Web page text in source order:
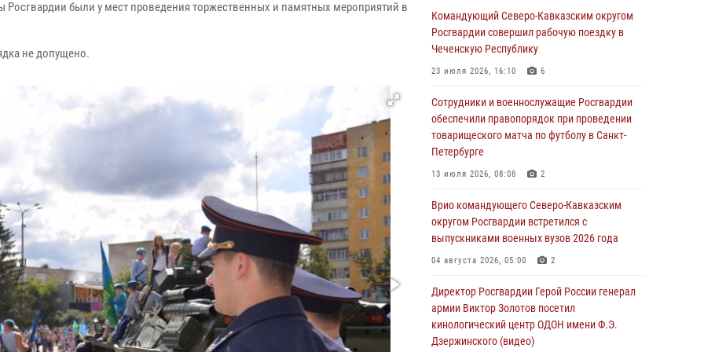
были у мест проведения торжественных и памятных мероприятий в
не допущено.
Москве (видео)
08 августа 2026, 14:10 3 1
В ЛНР росгвардейцы провели тренировку по
спортивной школы
08 августа 2026, 13:00 1
Сотрудники Росгвардии присоединились к
утренней разминке у стен музея истории
08 августа 2026, 09:29 2
В Северо-Западном округе Росгвардии
продолжаются мероприятия в честь юбилея
08 августа 2026, 09:03 1
Росгвардейцы в ЛНР совершенствуют
навыки тактической медицины с учетом
Командующий Северо-Кавказским округом
Росгвардии совершил рабочую поездку в
Чеченскую Республику
23 июля 2026, 16:10 6
Сотрудники и военнослужащие Росгвардии
обеспечили правопорядок при проведении
товарищеского матча по футболу в Санкт-
Петербурге
13 июля 2026, 08:08 2
Врио командующего Северо-Кавказским
округом Росгвардии встретился с
выпускниками военных вузов 2026 года
04 августа 2026, 05:00 2
Директор Росгвардии Герой России генерал
армии Виктор Золотов посетил
кинологический центр ОДОН имени Ф.Э.
Дзержинского (видео)